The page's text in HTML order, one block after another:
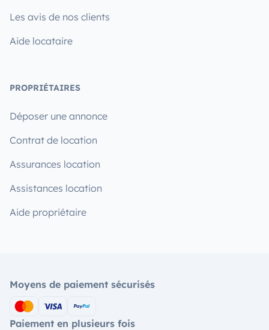
Les avis de nos clients
Aide locataire
PROPRIÉTAIRES
Déposer une annonce
Contrat de location
Assurances location
Assistances location
Aide propriétaire
Moyens de paiement sécurisés
Paiement en plusieurs fois